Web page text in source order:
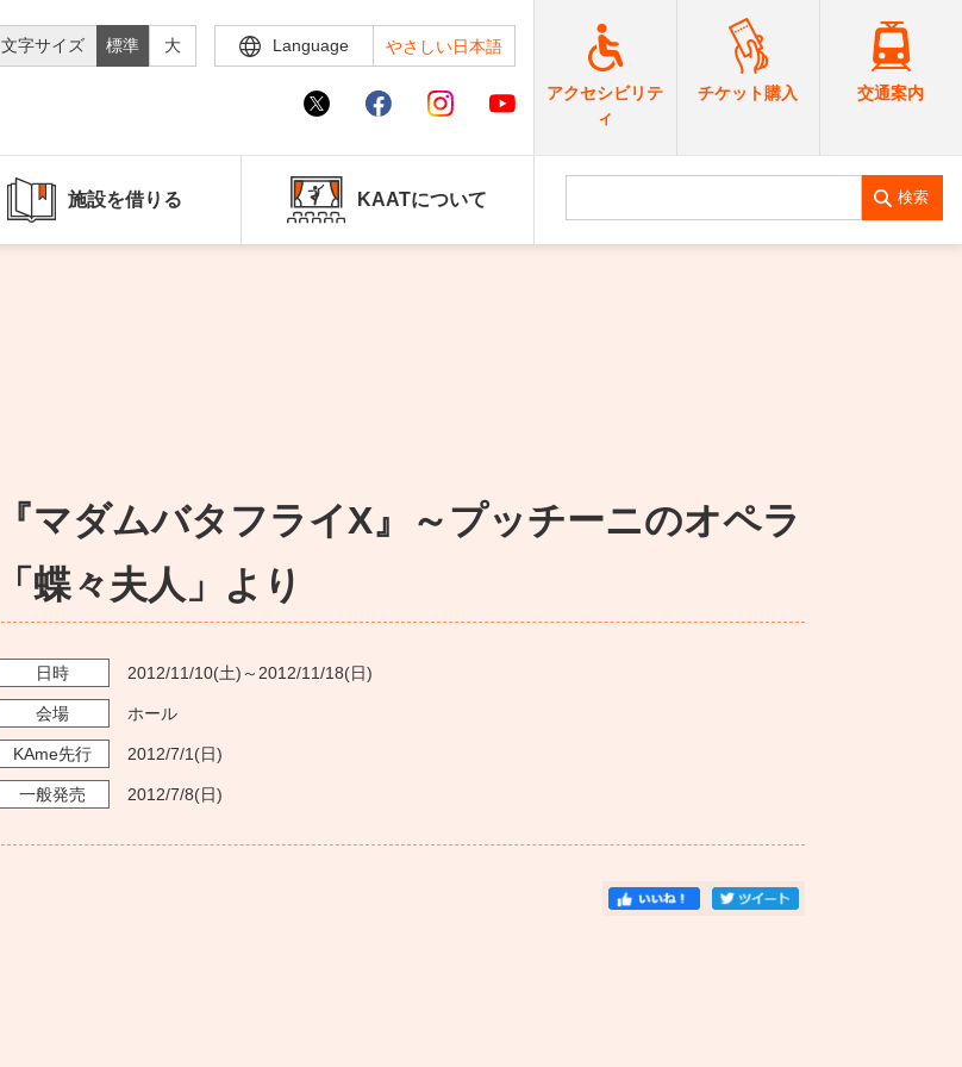
文字サイズ 標準 大 Language やさしい日本語
アクセシビリテ
ィ
チケット購入 交通案内
施設を借りる KAATについて 検索
『マダムバタフライX』～プッチーニのオペラ
「蝶々夫人」より
日時 2012/11/10(土)～ 2012/11/18(日)
会場 ホール
KAme先行 2012/7/1 (日)
一般発売 2012/7/8(日)